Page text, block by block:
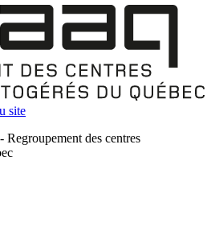
site
des centres